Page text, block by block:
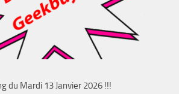
du Mardi 13 Janvier 2026 !!!